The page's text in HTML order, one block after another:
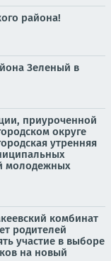
района!
Зеленый в
приуроченной
округе
утренняя
молодежных
комбинат
родителей
участие в выборе
на новый